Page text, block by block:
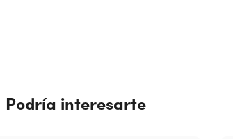
Podría interesarte